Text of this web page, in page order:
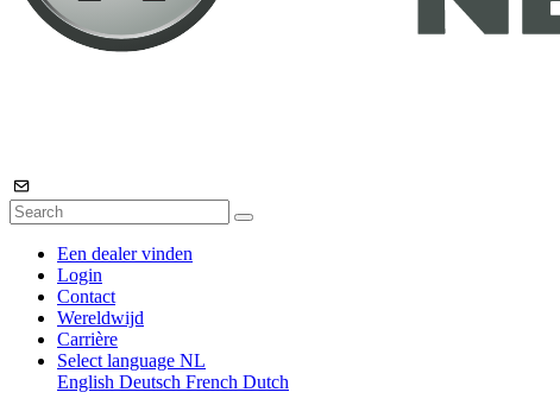
Een dealer vinden
Login
Contact
Wereldwijd
Carrière
Select language NL
English Deutsch French Dutch